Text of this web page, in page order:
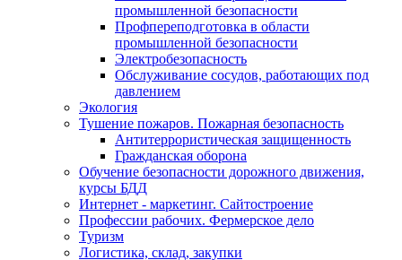
промышленной безопасности
Профпереподготовка в области
промышленной безопасности
Электробезопасность
Обслуживание сосудов, работающих под
давлением
Экология
Тушение пожаров. Пожарная безопасность
Антитеррористическая защищенность
Гражданская оборона
Обучение безопасности дорожного движения,
курсы БДД
Интернет - маркетинг. Сайтостроение
Профессии рабочих. Фермерское дело
Туризм
Логистика, склад, закупки